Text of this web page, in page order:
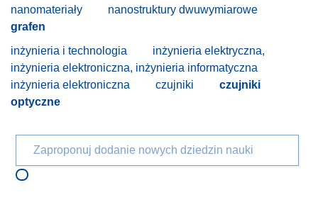
nanomateriały
nanostruktury dwuwymiarowe
grafen
inżynieria i technologia
inżynieria elektryczna,
inżynieria elektroniczna, inżynieria informatyczna
inżynieria elektroniczna
czujniki
czujniki
optyczne
Zaproponuj dodanie nowych dziedzin nauki